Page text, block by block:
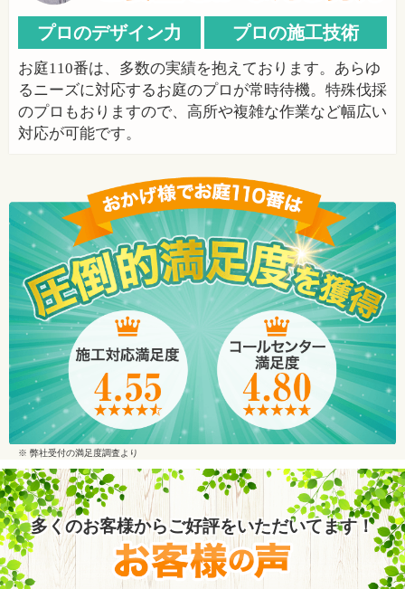
プロのデザイン力 プロの施工技術
お庭110番は、多数の実績を抱えております。あらゆ
るニーズに対応するお庭のプロが常時待機。特殊伐採
のプロもおりますので、高所や複雑な作業など幅広い
対応が可能です。
※ 弊社受付の満足度調査より
多くのお客様からご好評をいただいてます！